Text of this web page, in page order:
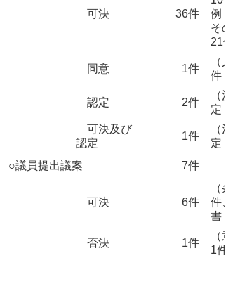
可決 36件
例
21
同意 1件
件
認定 2件
定
可決及び
認定
1件
定
○議員提出議案
7件
可決 6件
件
書
否決 1件
1